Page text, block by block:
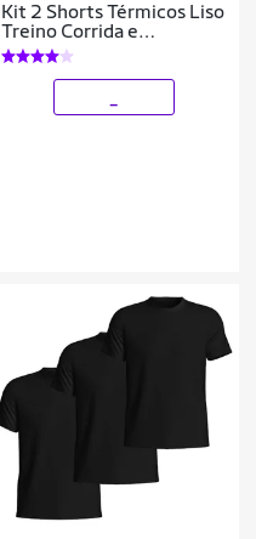
Kit 2 Shorts Térmicos Liso
Treino Corrida e
Academia